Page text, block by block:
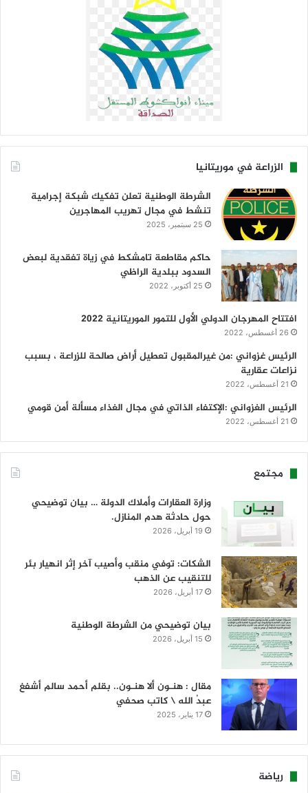
الزراعة في موريتانيا
الشرطة الوطنية تعلن تفكيك شبكة إجرامية
تنشط في مجال تهريب المهاجرين
25 سبتمبر، 2025
حاكم مقاطعة تامشكط في زياة تفقدية لبعض
السدود ببلدية الراظي
25 أكتوبر، 2022
افتتاح المهرجان الدولي الأول للتمور الموريتانية 2022
26 أغسطس، 2022
الرئيس غزواني :من غيرالمقبول تعطيل أراض صالحة للزراعة ، بسبب
نزاعات عقارية
21 أغسطس، 2022
الرئيس الغزواني :الإكتفاء الذاتي في مجال الغذاء مسألة أمن قومي
21 أغسطس، 2022
مجتمع
وزارة العقارات وأملاك الدولة … بيان توضيحي
حول حادثة هدم المنازل.
19 أبريل، 2026
الشكات: توفي منقب وأصيب آخر إثر انهيار بئر
للتنقيب عن الذهب
17 أبريل، 2026
بيان توضيحي من الشرطة الوطنية
15 أبريل، 2026
مقال : هنـون ألا هنـون.. بقلم أحمد سالم أشفغ
عبدُ الله \ كاتب صحفي
17 يناير، 2025
رياضة